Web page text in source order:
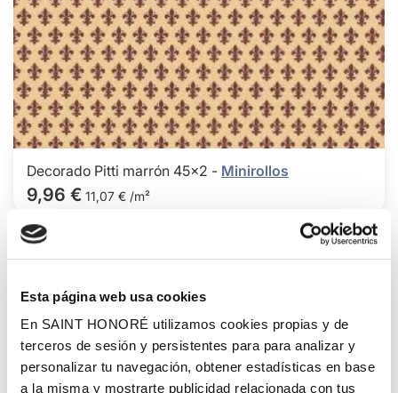
Esta página web usa cookies
En SAINT HONORÉ utilizamos cookies propias y de
terceros de sesión y persistentes para para analizar y
personalizar tu navegación, obtener estadísticas en base
a la misma y mostrarte publicidad relacionada con tus
Decorado Pitti marrón 45x2 - Minirollos
9,96 € 11,07 € /m²